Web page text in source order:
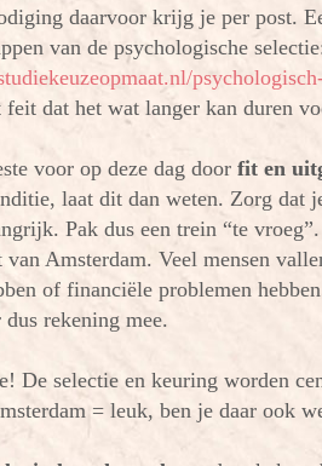
daarvoor krijg je per post.
van de psychologische
dat het wat langer kan duren
voor op deze dag door fit en
laat dit dan weten. Zorg dat
Pak dus een trein “te
Amsterdam. Veel mensen
of financiële problemen
rekening mee.
De selectie en keuring worden
= leuk, ben je daar ook